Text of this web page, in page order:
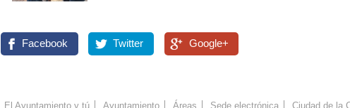
Facebook Twitter Google+
El Ayuntamiento y tú Ayuntamiento Áreas Sede electrónica Ciudad de la